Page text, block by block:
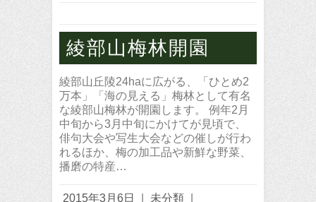
綾部山梅林開園
綾部山丘陵24haに広がる、「ひとめ2
万本」「海の見える」梅林として有名
な綾部山梅林が開園します。 例年2月
中旬から3月中旬にかけてが見頃で、
俳句大会や写生大会などの催しが行わ
れるほか、梅の加工品や新鮮な野菜、
播磨の特産…
2015年3月6日 未分類